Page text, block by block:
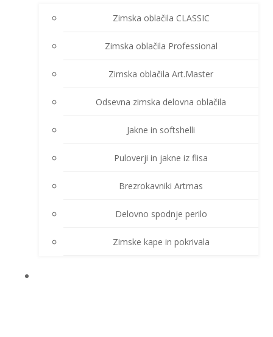
Zimska oblačila CLASSIC
Zimska oblačila Professional
Zimska oblačila Art.Master
Odsevna zimska delovna oblačila
Jakne in softshelli
Puloverji in jakne iz flisa
Brezrokavniki Artmas
Delovno spodnje perilo
Zimske kape in pokrivala